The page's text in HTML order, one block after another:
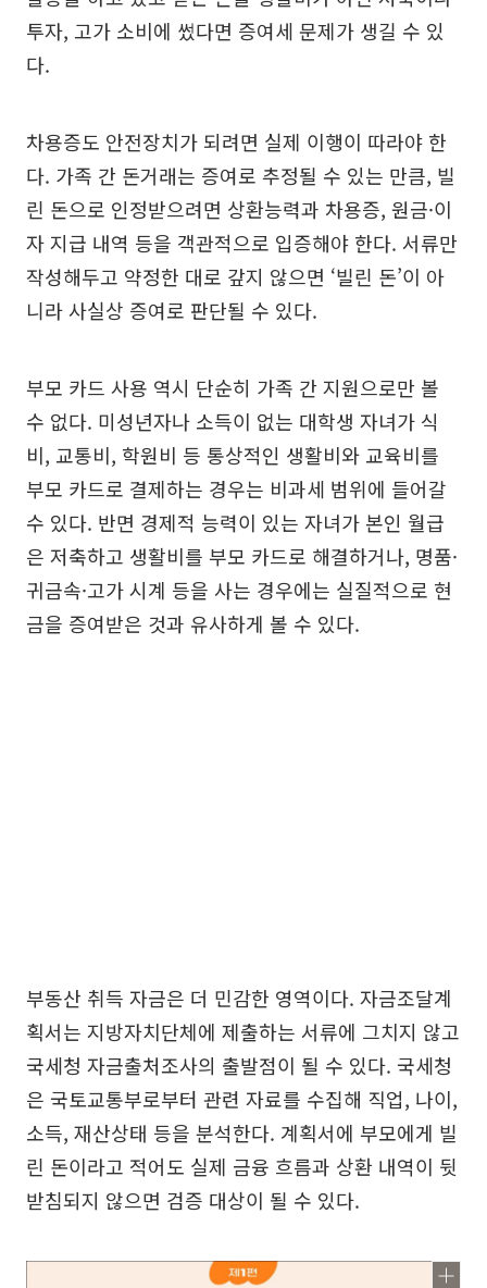
투자, 고가 소비에 썼다면 증여세 문제가 생길 수 있
다.
차용증도 안전장치가 되려면 실제 이행이 따라야 한
다. 가족 간 돈거래는 증여로 추정될 수 있는 만큼, 빌
린 돈으로 인정받으려면 상환능력과 차용증, 원금·이
자 지급 내역 등을 객관적으로 입증해야 한다. 서류만
작성해두고 약정한 대로 갚지 않으면 ‘빌린 돈’이 아
니라 사실상 증여로 판단될 수 있다.
부모 카드 사용 역시 단순히 가족 간 지원으로만 볼
수 없다. 미성년자나 소득이 없는 대학생 자녀가 식
비, 교통비, 학원비 등 통상적인 생활비와 교육비를
부모 카드로 결제하는 경우는 비과세 범위에 들어갈
수 있다. 반면 경제적 능력이 있는 자녀가 본인 월급
은 저축하고 생활비를 부모 카드로 해결하거나, 명품·
귀금속·고가 시계 등을 사는 경우에는 실질적으로 현
금을 증여받은 것과 유사하게 볼 수 있다.
부동산 취득 자금은 더 민감한 영역이다. 자금조달계
획서는 지방자치단체에 제출하는 서류에 그치지 않고
국세청 자금출처조사의 출발점이 될 수 있다. 국세청
은 국토교통부로부터 관련 자료를 수집해 직업, 나이,
소득, 재산상태 등을 분석한다. 계획서에 부모에게 빌
린 돈이라고 적어도 실제 금융 흐름과 상환 내역이 뒷
받침되지 않으면 검증 대상이 될 수 있다.